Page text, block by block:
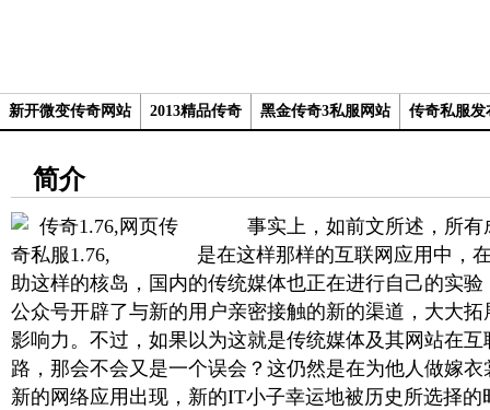
新开微变传奇网站 2013精品传奇 黑金传奇3私服网站 传奇私服发
简介
事实上，如前文所述，所有
是在这样那样的互联网应用中，
助这样的核岛，国内的传统媒体也正在进行自己的实
公众号开辟了与新的用户亲密接触的新的渠道，大大
影响力。不过，如果以为这就是传统媒体及其网站在
路，那会不会又是一个误会？这仍然是在为他人做嫁
新的网络应用出现，新的IT小子幸运地被历史所选择